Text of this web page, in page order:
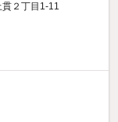
２丁目1-11